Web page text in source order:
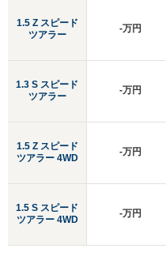
1.5 Z スピード
ツアラー
1.3 S スピード
ツアラー
1.5 Z スピード
ツアラー 4WD
1.5 S スピード
ツアラー 4WD
-万円
-万円
-万円
-万円